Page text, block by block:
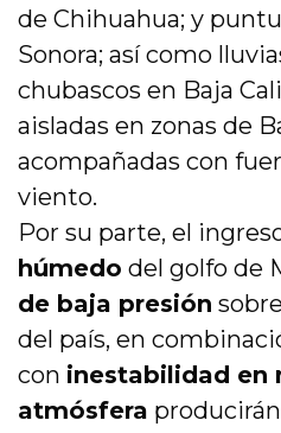
de Chihuahua; y
Sonora; así como
chubascos en Baja
aisladas en zonas de
acompañadas con
viento.
Por su parte, el
húmedo del golfo de
de baja presión
del país, en
con inestabilidad en
atmósfera